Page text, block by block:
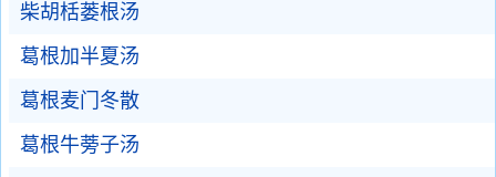
柴胡栝蒌根汤
葛根加半夏汤
葛根麦门冬散
葛根牛蒡子汤